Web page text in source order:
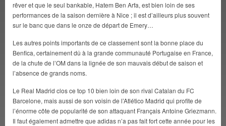
rêver et que le seul bankable, Hatem Ben Arfa, est bien loin de ses
performances de la saison dernière à Nice ; il est d’ailleurs plus souvent
sur le banc que dans le onze de départ de Emery…
Les autres points importants de ce classement sont la bonne place du
Benfica, certainement dû à la grande communauté Portugaise en France,
de la chute de l’OM dans la lignée de son mauvais début de saison et
l’absence de grands noms.
Le Real Madrid clos ce top 10 bien loin de son rival Catalan du FC
Barcelone, mais aussi de son voisin de l’Atlético Madrid qui profite de
l’énorme côte de popularité de son attaquant Français Antoine Griezmann.
Il faut également admettre que adidas n’a pas fait fort cette année pour les